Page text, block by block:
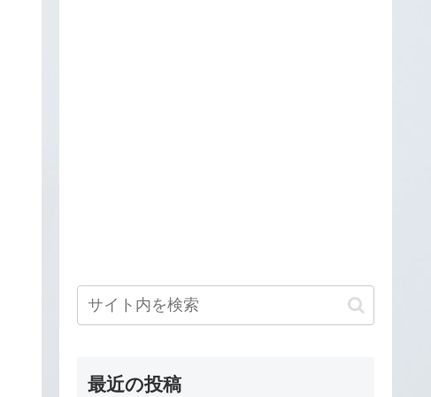
最近の投稿